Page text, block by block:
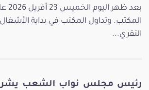
بعد
المكتب. وتداول المكتب في بداية
التقري...
رئيس مجلس نواب الشعب